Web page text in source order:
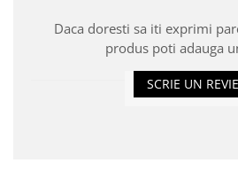
Daca doresti sa iti exprimi
produs poti adauga
SCRIE UN